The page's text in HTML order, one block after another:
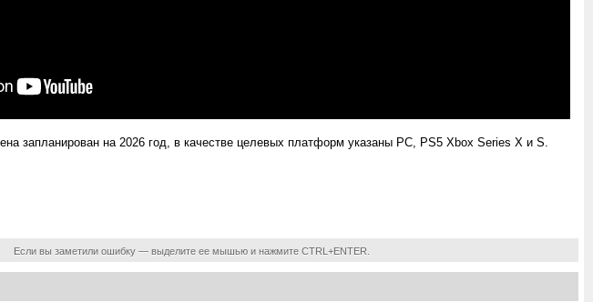
запланирован на 2026 год, в качестве целевых платформ указаны PC, PS5 Xbox Series X и S.
Если вы заметили ошибку — выделите ее мышью и нажмите CTRL+ENTER.